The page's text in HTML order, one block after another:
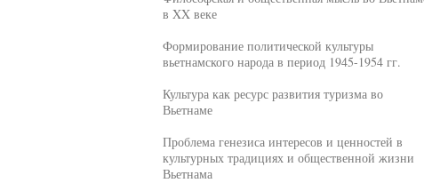
в XX веке
Формирование политической культуры
вьетнамского народа в период 1945-1954 гг.
Культура как ресурс развития туризма во
Вьетнаме
Проблема генезиса интересов и ценностей в
культурных традициях и общественной жизни
Вьетнама